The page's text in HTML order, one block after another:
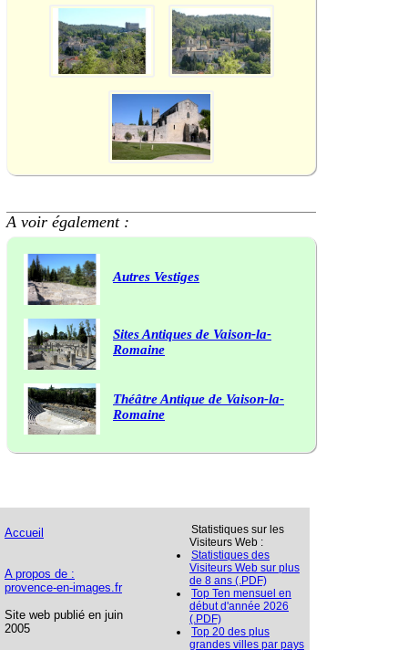
A voir également :
Autres Vestiges
Sites Antiques de Vaison-la-
Romaine
Théâtre Antique de Vaison-la-
Romaine
Accueil
A propos de :
provence-en-images.fr
Site web publié en juin
2005
Statistiques sur les
Visiteurs Web :
Statistiques des
Visiteurs Web sur plus
de 8 ans (.PDF)
Top Ten mensuel en
début d'année 2026
(.PDF)
Top 20 des plus
grandes villes par pays